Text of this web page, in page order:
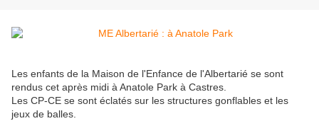
Les enfants de la Maison de l'Enfance de l'Albertarié se sont
rendus cet après midi à Anatole Park à Castres.
Les CP-CE se sont éclatés sur les structures gonflables et les
jeux de balles.